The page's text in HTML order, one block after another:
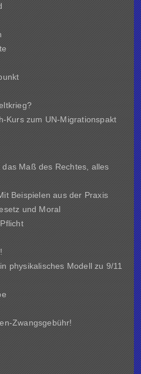
Kurs zum UN-Migrationspakt
Maß des Rechtes, alles
Beispielen aus der Praxis
und Moral
physikalisches Modell zu 9/11
Zwangsgebühr!